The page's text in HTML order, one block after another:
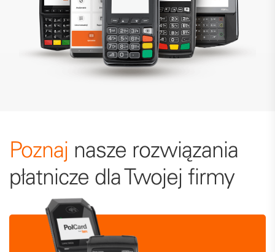
Poznaj nasze rozwiązania
płatnicze dla Twojej firmy